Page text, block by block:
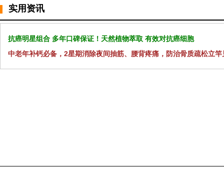
实用资讯
抗癌明星组合 多年口碑保证！天然植物萃取 有效对抗癌细胞
中老年补钙必备，2星期消除夜间抽筋、腰背疼痛，防治骨质疏松立竿